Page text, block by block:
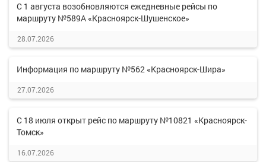
С 1 августа возобновляются ежедневные рейсы по
маршруту №589А «Красноярск-Шушенское»
28.07.2026
Информация по маршруту №562 «Красноярск-Шира»
27.07.2026
С 18 июля открыт рейс по маршруту №10821 «Красноярск-
Томск»
16.07.2026